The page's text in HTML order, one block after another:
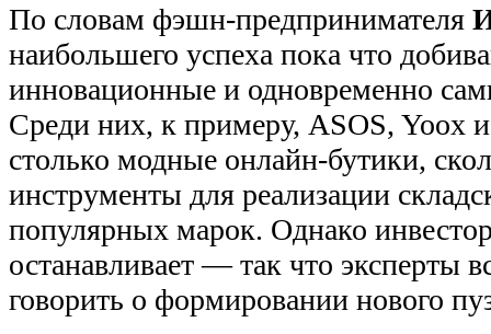
По словам фэшн-предпринимателя
наибольшего успеха пока что
инновационные и одновременно
Среди них, к примеру, ASOS, Yoox
столько модные онлайн-бутики,
инструменты для реализации
популярных марок. Однако
останавливает — так что эксперты
говорить о формировании нового